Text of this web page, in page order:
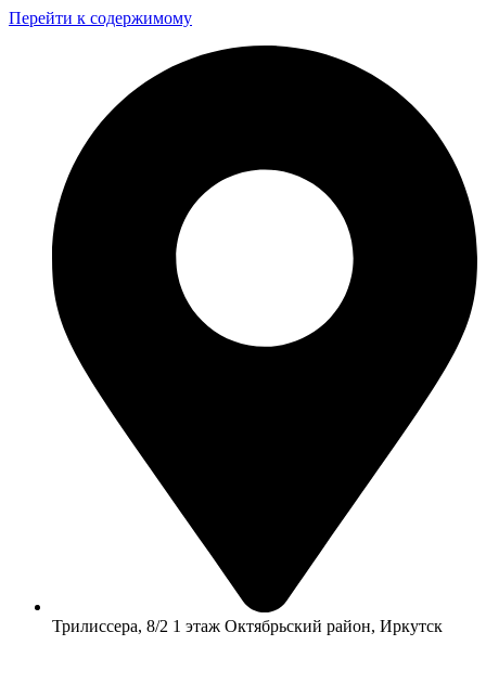
Перейти к содержимому
​Трилиссера, 8/2​ 1 этаж​ Октябрьский район, Иркутск